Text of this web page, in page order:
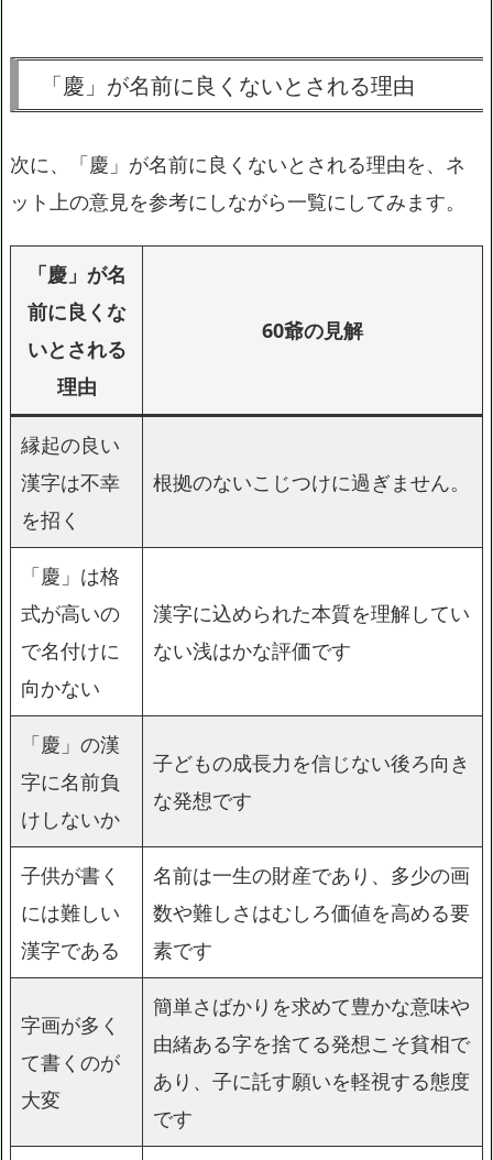
「慶」が名前に良くないとされる理由
次に、「慶」が名前に良くないとされる理由を、ネ
ット上の意見を参考にしながら一覧にしてみます。
「慶」が名
前に良くな
いとされる
理由
60爺の見解
縁起の良い
漢字は不幸
を招く
根拠のないこじつけに過ぎません。
「慶」は格
式が高いの
で名付けに
向かない
漢字に込められた本質を理解してい
ない浅はかな評価です
「慶」の漢
字に名前負
けしないか
子どもの成長力を信じない後ろ向き
な発想です
子供が書く
には難しい
漢字である
名前は一生の財産であり、多少の画
数や難しさはむしろ価値を高める要
素です
字画が多く
て書くのが
大変
簡単さばかりを求めて豊かな意味や
由緒ある字を捨てる発想こそ貧相で
あり、子に託す願いを軽視する態度
です